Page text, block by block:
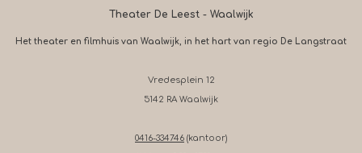
Theater De Leest - Waalwijk
Het theater en filmhuis van Waalwijk, in het hart van regio De Langstraat
Vredesplein 12
5142 RA Waalwijk
0416-334746 (kantoor)